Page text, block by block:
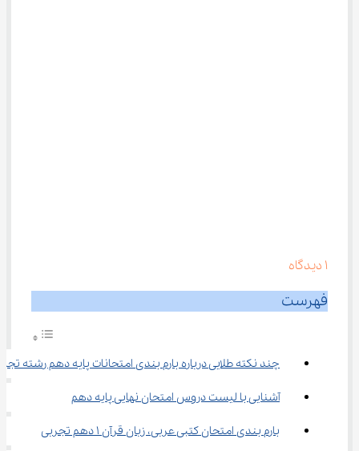
1 دیدگاه
فهرست
چند نکته طلایی درباره بارم‌ بندی امتحانات پایه دهم رشته تجربی
آشنایی با لیست دروس امتحان نهایی پایه دهم
بارم‌ بندی امتحان کتبی عربی، زبان قرآن ۱ دهم تجربی